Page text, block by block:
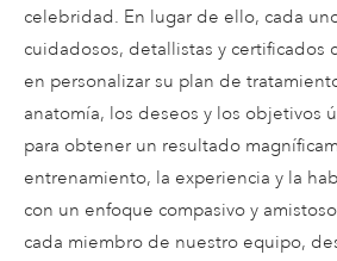
celebridad. En lugar de ello, cada
cuidadosos, detallistas y certificados
en personalizar su plan de
anatomía, los deseos y los objetivos
para obtener un resultado
entrenamiento, la experiencia y la
con un enfoque compasivo y
cada miembro de nuestro equipo,